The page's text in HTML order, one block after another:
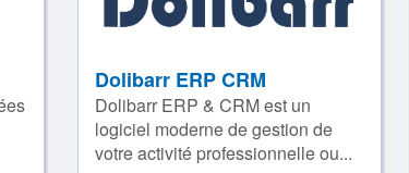
Dolibarr ERP CRM
Dolibarr ERP & CRM est un
logiciel moderne de gestion de
votre activité professionnelle ou...